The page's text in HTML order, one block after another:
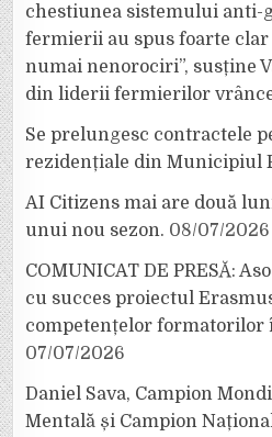
chestiunea sistemului anti-
fermierii au spus foarte clar
numai nenorociri”, susține
din liderii fermierilor
Se prelungesc contractele
rezidențiale din Municipiul
AI Citizens mai are două
unui nou sezon. 08/07/2026
COMUNICAT DE PRESĂ:
cu succes proiectul
competențelor formatorilor
07/07/2026
Daniel Sava, Campion
Mentală și Campion